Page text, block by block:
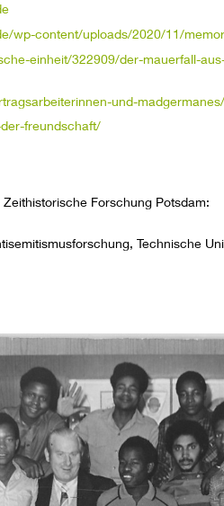
wp-content/uploads/2020/11/
einheit/322909/der-mauerfall-
und-madgermanes/
freundschaft/
Forschung Potsdam:
Technische